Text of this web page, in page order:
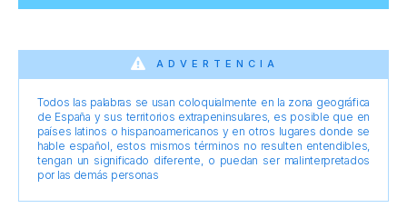
ADVERTENCIA
Todos las palabras se usan coloquialmente en la zona geográfica
de España y sus territorios extrapeninsulares, es posible que en
países latinos o hispanoamericanos y en otros lugares donde se
hable español, estos mismos términos no resulten entendibles,
tengan un significado diferente, o puedan ser malinterpretados
por las demás personas